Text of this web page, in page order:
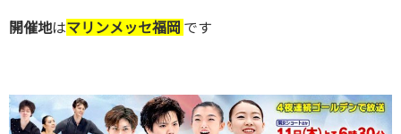
開催地はマリンメッセ福岡 です